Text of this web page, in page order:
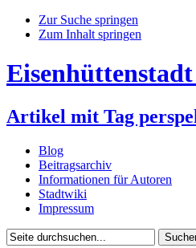
Zur Suche springen
Zum Inhalt springen
Artikel mit Tag
Blog
Beitragsarchiv
Informationen für Autoren
Stadtwiki
Impressum